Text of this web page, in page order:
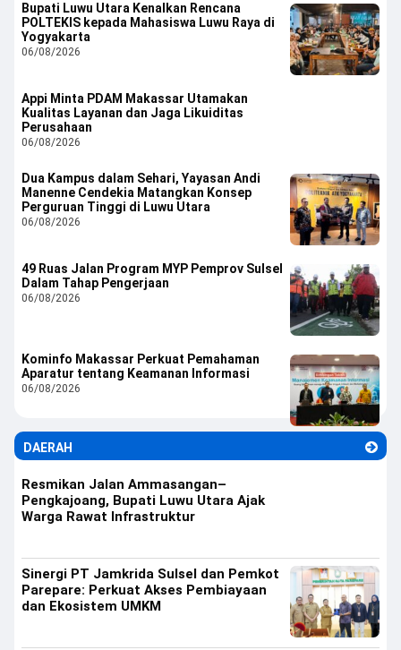
Bupati Luwu Utara Kenalkan Rencana
POLTEKIS kepada Mahasiswa Luwu Raya di
Yogyakarta
06/08/2026
Appi Minta PDAM Makassar Utamakan
Kualitas Layanan dan Jaga Likuiditas
Perusahaan
06/08/2026
Dua Kampus dalam Sehari, Yayasan Andi
Manenne Cendekia Matangkan Konsep
Perguruan Tinggi di Luwu Utara
06/08/2026
49 Ruas Jalan Program MYP Pemprov Sulsel
Dalam Tahap Pengerjaan
06/08/2026
Kominfo Makassar Perkuat Pemahaman
Aparatur tentang Keamanan Informasi
06/08/2026
DAERAH
Resmikan Jalan Ammasangan–
Pengkajoang, Bupati Luwu Utara Ajak
Warga Rawat Infrastruktur
Sinergi PT Jamkrida Sulsel dan Pemkot
Parepare: Perkuat Akses Pembiayaan
dan Ekosistem UMKM